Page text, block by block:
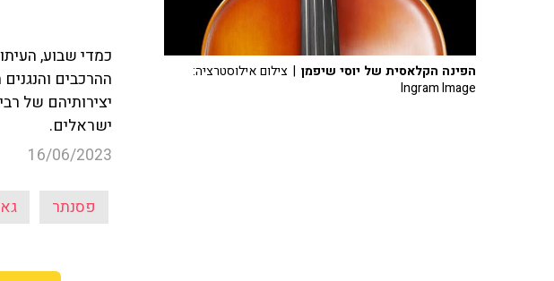
כמדי שבוע,
ההרכבים
יצירותיהם של
ישראלים.
16/06/2023
פסנתר
הפינה הקלאסית של יוסי שיפמן | צילום אילוסטרציה:
Ingram Image